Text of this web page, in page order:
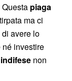
piaga
ma ci
avere lo
investire
non